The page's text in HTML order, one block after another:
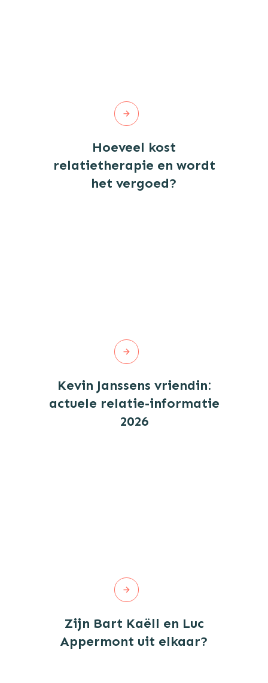
Hoeveel kost
relatietherapie en wordt
het vergoed?
Kevin Janssens vriendin:
actuele relatie-informatie
2026
Zijn Bart Kaëll en Luc
Appermont uit elkaar?